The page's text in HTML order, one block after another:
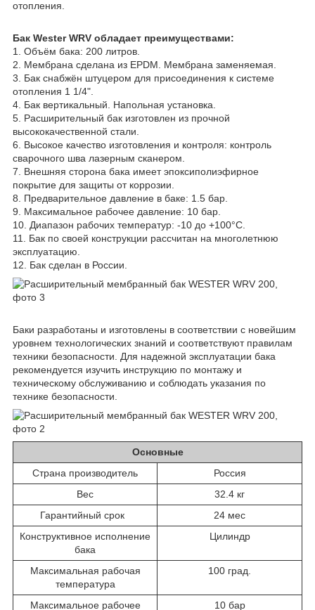
отопления.
Бак Wester WRV обладает преимуществами:
1. Объём бака: 200 литров.
2. Мембрана сделана из EPDM. Мембрана заменяемая.
3. Бак снабжён штуцером для присоединения к системе
отопления 1 1/4".
4. Бак вертикальный. Напольная установка.
5. Расширительный бак изготовлен из прочной
высококачественной стали.
6. Высокое качество изготовления и контроля: контроль
сварочного шва лазерным сканером.
7. Внешняя сторона бака имеет эпоксиполиэфирное
покрытие для защиты от коррозии.
8. Предварительное давление в баке: 1.5 бар.
9. Максимальное рабочее давление: 10 бар.
10. Диапазон рабочих температур: -10 до +100°С.
11. Бак по своей конструкции рассчитан на многолетнюю
эксплуатацию.
12. Бак сделан в России.
Баки разработаны и изготовлены в соответствии с новейшим
уровнем технологических знаний и соответствуют правилам
техники безопасности. Для надежной эксплуатации бака
рекомендуется изучить инструкцию по монтажу и
техническому обслуживанию и соблюдать указания по
технике безопасности.
Основные
Страна производитель
Россия
Вес
32.4 кг
Гарантийный срок
24 мес
Конструктивное исполнение
бака
Цилиндр
Максимальная рабочая
температура
100 град.
Максимальное рабочее 10 бар